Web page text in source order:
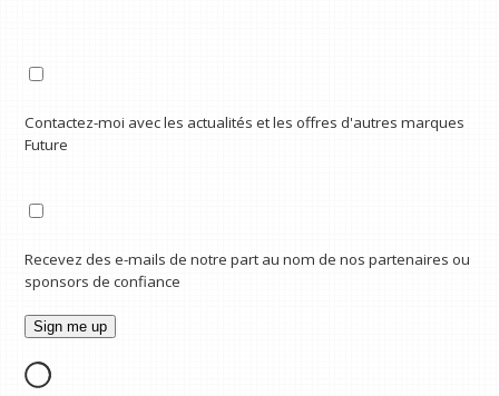
Contactez-moi avec les actualités et les offres d'autres marques
Future
Recevez des e-mails de notre part au nom de nos partenaires ou
sponsors de confiance